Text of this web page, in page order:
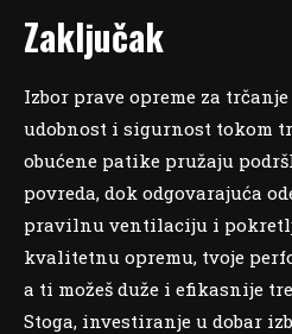
Zaključak
Izbor prave opreme za
udobnost i sigurnost tokom
obućene patike pružaju
povreda, dok odgovarajuća
pravilnu ventilaciju i
kvalitetnu opremu, tvoje
a ti možeš duže i efikasnije
Stoga, investiranje u dobar